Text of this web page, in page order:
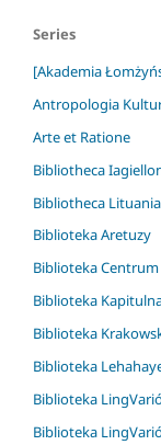
Series
[Akademia
Antropologia
Arte et Ratione
Bibliotheca
Bibliotheca
Biblioteka Aretuzy
Biblioteka
Biblioteka
Biblioteka
Biblioteka
Biblioteka
Biblioteka